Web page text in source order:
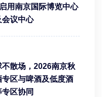
用南京国际博览中心
会议中心
不散场，2026南京秋
区与啤酒及低度酒
区协同